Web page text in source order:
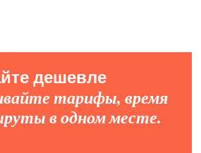
дешевле
тарифы, время
в одном месте.